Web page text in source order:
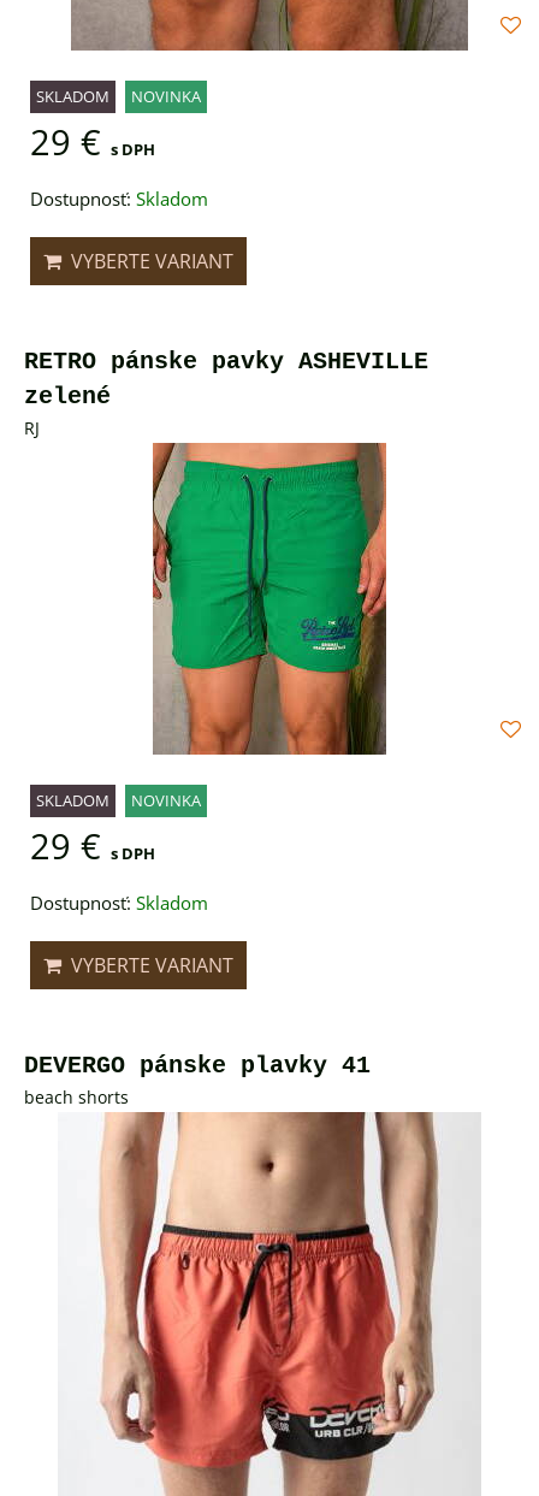
SKLADOM NOVINKA
29 € s DPH
Dostupnosť: Skladom
VYBERTE VARIANT
RETRO pánske pavky ASHEVILLE
zelené
RJ
SKLADOM NOVINKA
29 € s DPH
Dostupnosť: Skladom
VYBERTE VARIANT
DEVERGO pánske plavky 41
beach shorts